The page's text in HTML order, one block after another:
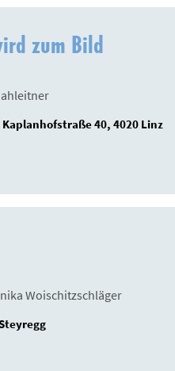
zum Bild
40, 4020 Linz
Woischitzschläger